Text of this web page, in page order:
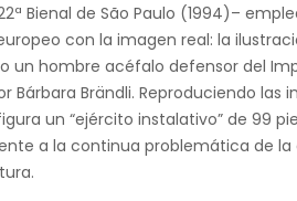
Bienal de São Paulo (1994)–
con la imagen real: la
un hombre acéfalo defensor del
Bárbara Brändli. Reproduciendo
un “ejército instalativo” de 99
a la continua problemática de